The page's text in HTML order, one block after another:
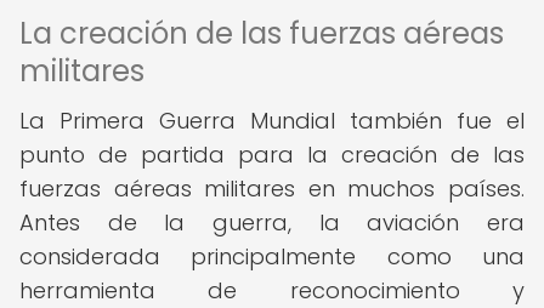
La creación de las fuerzas aéreas
militares
La Primera Guerra Mundial también fue el
punto de partida para la creación de las
fuerzas aéreas militares en muchos países.
Antes de la guerra, la aviación era
considerada principalmente como una
herramienta de reconocimiento y